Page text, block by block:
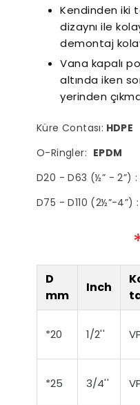
Kendinden iki
dizaynı ile
demontaj
Vana kapalı
altında iken
yerinden
Küre Contası: HDPE
O-Ringler: EPDM
D20 - D63 (½” - 2”) :
D75 - D110 (2½”-4”)
D
mm
Inch
*20 1/2''
*25 3/4''